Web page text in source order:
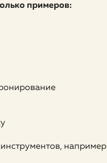
примеров:
например